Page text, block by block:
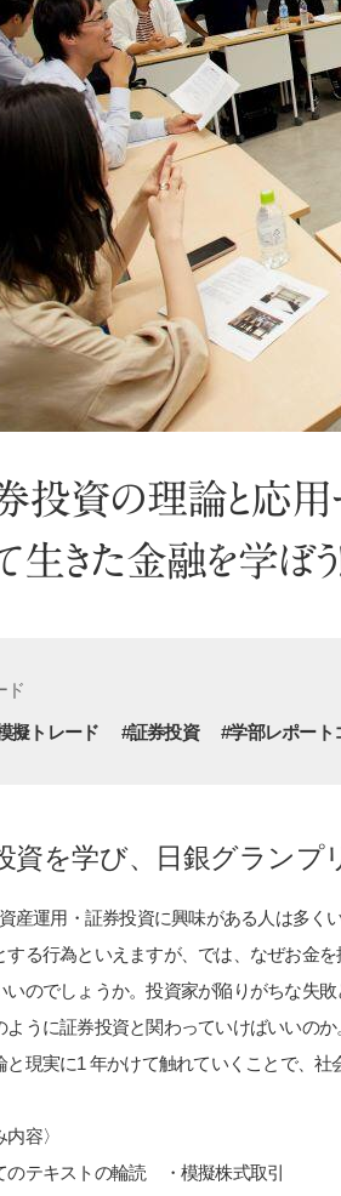
投資の理論と応用
生きた金融を学ぼう
ド
擬トレード #証券投資 #学部レポート
資を学び、日銀グランプ
産運用・証券投資に興味がある人は多
する行為といえますが、では、なぜお金
いのでしょうか。投資家が陥りがちな失
ように証券投資と関わっていけばいいの
と現実に1 年かけて触れていくことで、
容〉
のテキストの輪読 ・模擬株式取引